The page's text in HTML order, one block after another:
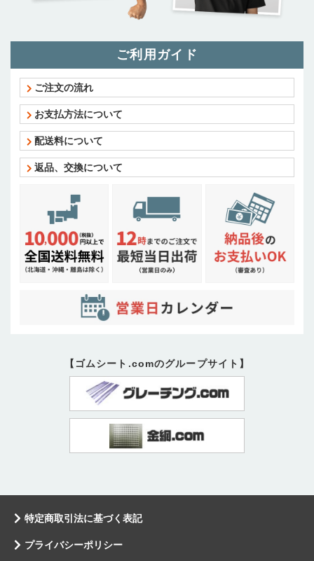
ご利用ガイド
ご注文の流れ
お支払方法について
配送料について
返品、交換について
【ゴムシート.comのグループサイト】
特定商取引法に基づく表記
プライバシーポリシー